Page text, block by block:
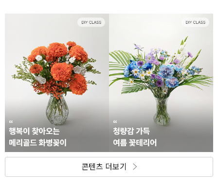
콘텐츠 더보기